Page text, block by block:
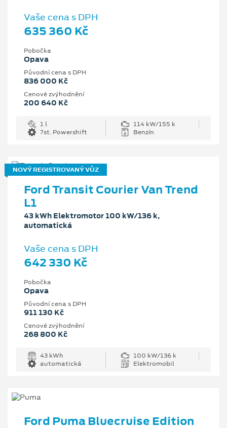
Vaše cena s DPH
635 360 Kč
Pobočka
Opava
Původní cena s DPH
836 000 Kč
Cenové zvýhodnění
200 640 Kč
1 l
114 kW/155 k
7st. Powershift
Benzín
NOVÝ REGISTROVANÝ VŮZ
Ford Transit Courier Van Trend
L1
43 kWh Elektromotor 100 kW/136 k,
automatická
Vaše cena s DPH
642 330 Kč
Pobočka
Opava
Původní cena s DPH
911 130 Kč
Cenové zvýhodnění
268 800 Kč
43 kWh
100 kW/136 k
automatická
Elektromobil
Ford Puma Bluecruise Edition